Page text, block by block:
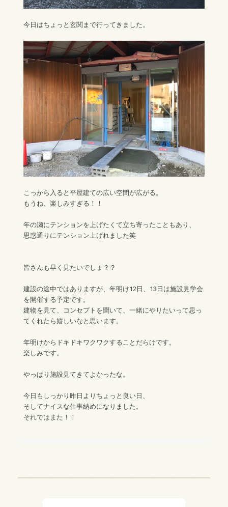
今日はちょっと玄関まで行ってきました。
こっから入ると平屋建ての広い空間が広がる。
もうね、楽しみすぎる！！
年の瀬にテンションを上げたくて立ち寄ったこともあり、
思惑通りにテンション上げれました笑
皆さんも早く見たいでしょ？？
建設の途中ではありますが、年明け12日、13日は施設見学会
を開催する予定です。
建物を見て、コンセプトを聞いて、一緒にやりたいって思っ
てくれたら嬉しいなと思います。
年明けからドキドキワクワクすることだらけです。
楽しみです。
やっぱり施設見てきてよかったな。
今日もしっかり昨日よりちょっと良い日、
そしてナイスな仕事納めになりました。
それではまた！！